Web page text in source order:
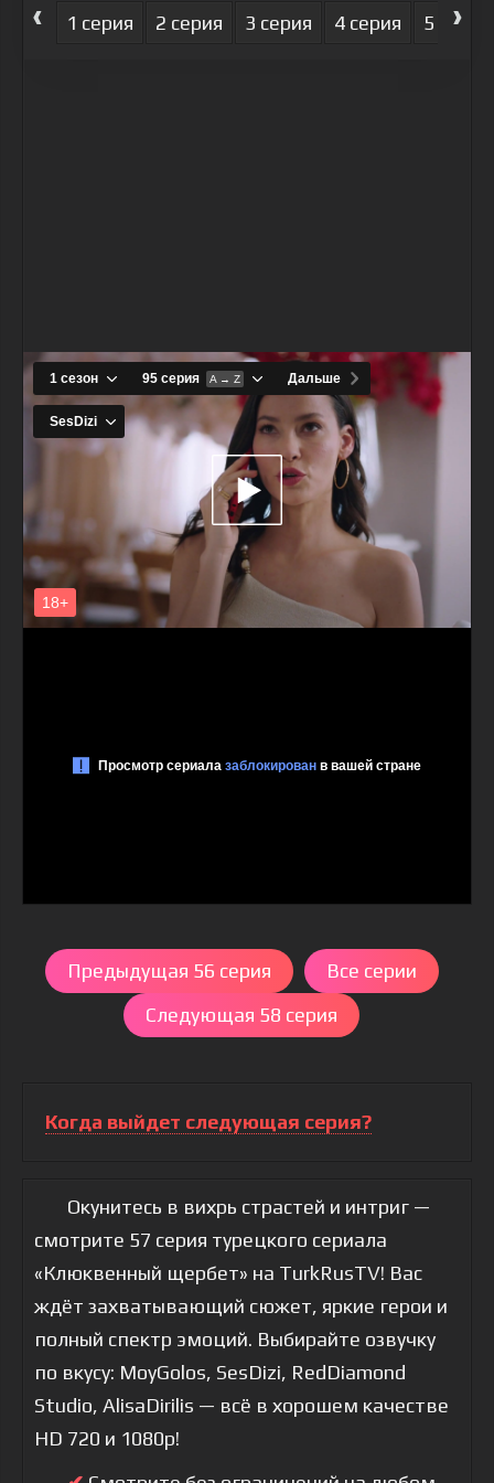
‹ 1 серия 2 серия 3 серия 4 серия 5 серия
›
Предыдущая 56 серия
Все серии
Следующая 58 серия
Когда выйдет следующая серия?
Окунитесь в вихрь страстей и интриг —
смотрите 57 серия турецкого сериала
«Клюквенный щербет» на TurkRusTV! Вас
ждёт захватывающий сюжет, яркие герои и
полный спектр эмоций. Выбирайте озвучку
по вкусу: MoyGolos, SesDizi, RedDiamond
Studio, AlisaDirilis — всё в хорошем качестве
HD 720 и 1080p!